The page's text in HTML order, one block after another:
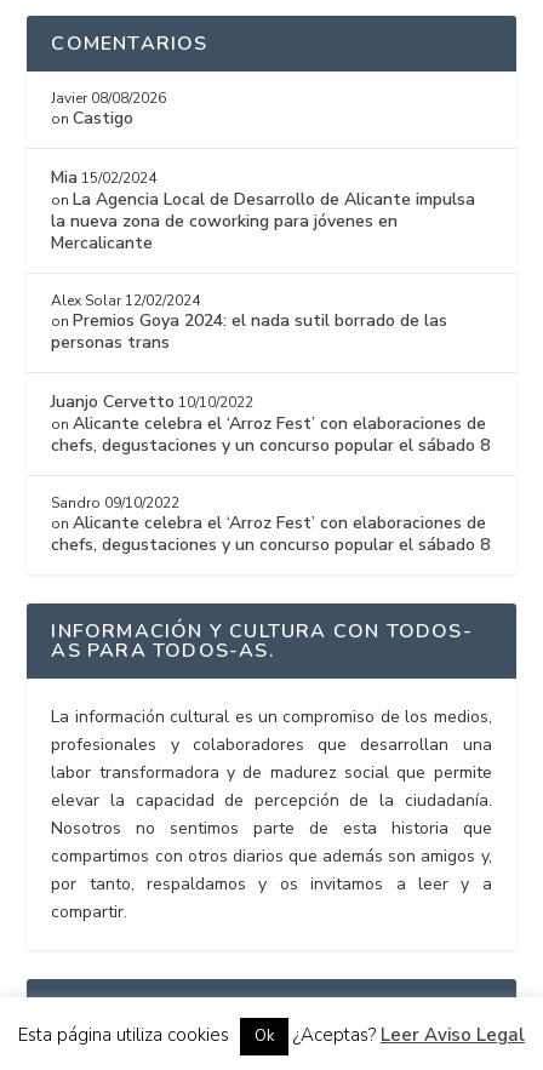
COMENTARIOS
Javier 08/08/2026
onCastigo
Mia 15/02/2024
on La Agencia Local de Desarrollo de Alicante impulsa
la nueva zona de coworking para jóvenes en
Mercalicante
Alex Solar 12/02/2024
on Premios Goya 2024: el nada sutil borrado de las
personas trans
Juanjo Cervetto 10/10/2022
onAlicante celebra el ‘Arroz Fest’ con elaboraciones de
chefs, degustaciones y un concurso popular el sábado 8
Sandro 09/10/2022
onAlicante celebra el ‘Arroz Fest’ con elaboraciones de
chefs, degustaciones y un concurso popular el sábado 8
INFORMACIÓN Y CULTURA CON TODOS-
AS PARA TODOS-AS.
La información cultural es un compromiso de los medios,
profesionales y colaboradores que desarrollan una
labor transformadora y de madurez social que permite
elevar la capacidad de percepción de la ciudadanía.
Nosotros no sentimos parte de esta historia que
compartimos con otros diarios que además son amigos y,
por tanto, respaldamos y os invitamos a leer y a
compartir.
Esta página utiliza cookies Ok ¿Aceptas? Leer Aviso Legal